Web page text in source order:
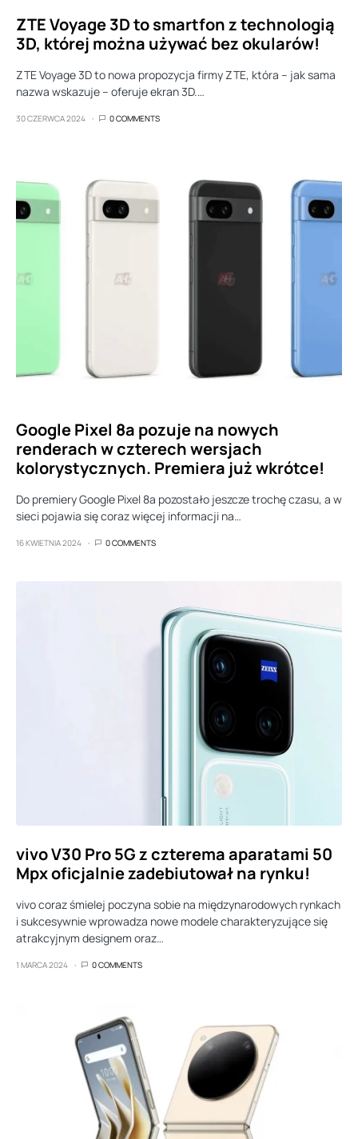
ZTE Voyage 3D to smartfon z technologią
3D, której można używać bez okularów!
ZTE Voyage 3D to nowa propozycja firmy ZTE, która – jak sama
nazwa wskazuje – oferuje ekran 3D.…
30 CZERWCA 2024 0 COMMENTS
Google Pixel 8a pozuje na nowych
renderach w czterech wersjach
kolorystycznych. Premiera już wkrótce!
Do premiery Google Pixel 8a pozostało jeszcze trochę czasu, a w
sieci pojawia się coraz więcej informacji na…
16 KWIETNIA 2024 0 COMMENTS
vivo V30 Pro 5G z czterema aparatami 50
Mpx oficjalnie zadebiutował na rynku!
vivo coraz śmielej poczyna sobie na międzynarodowych rynkach
i sukcesywnie wprowadza nowe modele charakteryzujące się
atrakcyjnym designem oraz…
1 MARCA 2024 0 COMMENTS